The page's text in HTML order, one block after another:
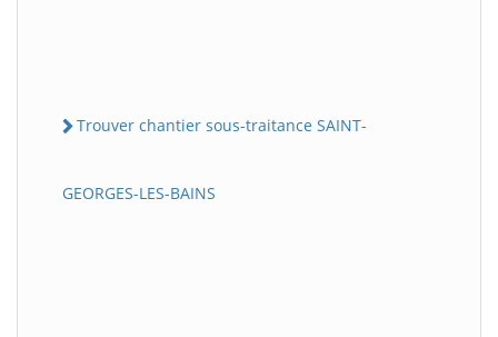
Trouver chantier sous-traitance SAINT-
GEORGES-LES-BAINS